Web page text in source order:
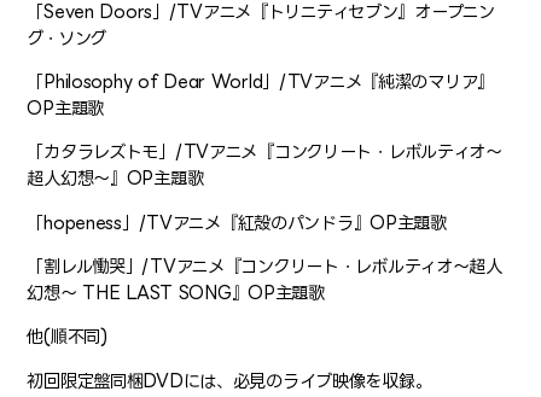
「Seven Doors」/TVアニメ『トリニティセブン』オープニン
グ・ソング
「Philosophy of Dear World」/TVアニメ『純潔のマリア』
OP主題歌
「カタラレズトモ」/TVアニメ『コンクリート・レボルティオ〜
超人幻想〜』OP主題歌
「hopeness」/TVアニメ『紅殻のパンドラ』OP主題歌
「割レル慟哭」/TVアニメ『コンクリート・レボルティオ〜超人
幻想〜 THE LAST SONG』OP主題歌
他(順不同)
初回限定盤同梱DVDには、必見のライブ映像を収録。